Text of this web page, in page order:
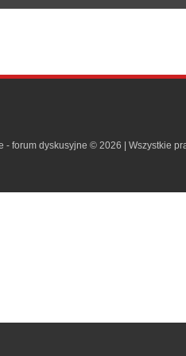
- forum dyskusyjne © 2026 | Wszystkie